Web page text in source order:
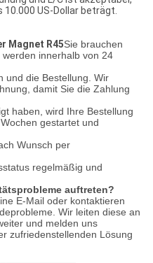
US-Dollar beträgt.
Magnet R45Sie brauchen
innerhalb von 24
und die Bestellung. Wir
damit Sie die Zahlung
haben, wird Ihre Bestellung
gestartet und
Wunsch per
regelmäßig und
auftreten?
E-Mail oder kontaktieren
Wir leiten diese an
und melden uns
zufriedenstellenden Lösung